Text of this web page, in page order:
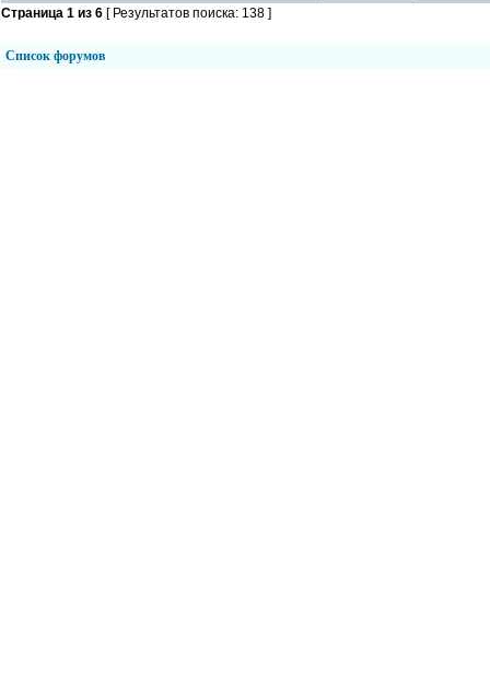
Страница 1 из 6 [ Результатов поиска: 138 ]
Список форумов